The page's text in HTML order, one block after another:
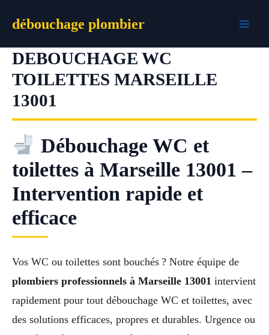
débouchage plombier
DEBOUCHAGE WC
TOILETTES MARSEILLE
13001
Débouchage WC et
toilettes à Marseille 13001 –
Intervention rapide et
efficace
Vos WC ou toilettes sont bouchés ? Notre équipe de
plombiers professionnels à Marseille 13001 intervient
rapidement pour tout débouchage WC et toilettes, avec
des solutions efficaces, propres et durables. Urgence ou